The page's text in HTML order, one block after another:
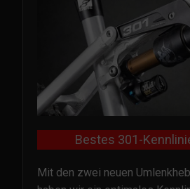
Bestes 301-
Mit den zwei neuen